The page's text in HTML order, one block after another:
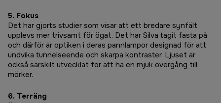
5. Fokus
Det har gjorts studier som visar att ett bredare synfält
upplevs mer trivsamt för ögat. Det har Silva tagit fasta på
och därför är optiken i deras pannlampor designad för att
undvika tunnelseende och skarpa kontraster. Ljuset är
också särskilt utvecklat för att ha en mjuk övergång till
mörker.
6. Terräng